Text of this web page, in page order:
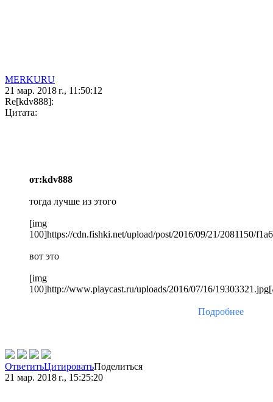
MERKURU
21 мар. 2018 г., 11:50:12
Re[kdv888]:
Цитата:
от:kdv888
тогда лучше из этого
[img
100]https://cdn.fishki.net/upload/post/2016/09/21/2081150/
вот это
[img
100]http://www.playcast.ru/uploads/2016/07/16/
Подробнее
ОтветитьЦитироватьПоделиться
21 мар. 2018 г., 15:25:20